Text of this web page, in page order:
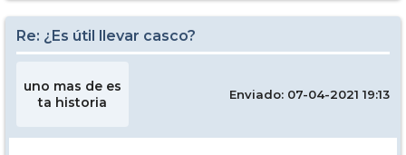
Re: ¿Es útil llevar casco?
uno mas de es
ta historia
Enviado: 07-04-2021 19:13